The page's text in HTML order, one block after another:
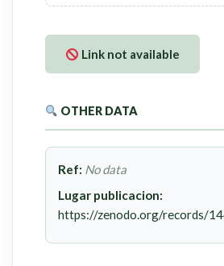
Link not available
OTHER DATA
Ref: No data
Lugar publicacion:
https://zenodo.org/records/